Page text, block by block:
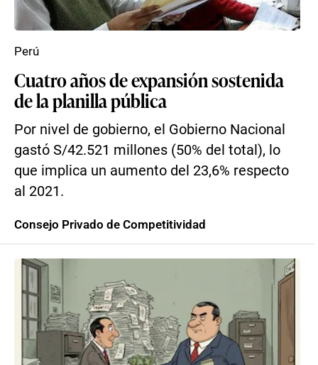
Cuatro años de expansión sostenida
de la planilla pública
Por nivel de gobierno, el Gobierno Nacional
gastó S/42.521 millones (50% del total), lo
que implica un aumento del 23,6% respecto
al 2021.
Perú
Consejo Privado de Competitividad